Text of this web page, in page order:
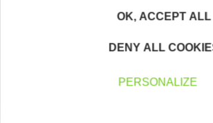
Trouvez à qui vous adresser
OK, ACCEPT ALL
DENY ALL
PERSONALIZE